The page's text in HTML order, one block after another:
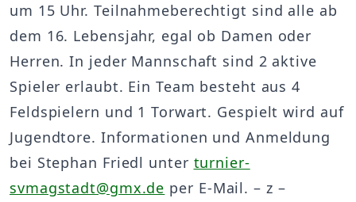
um 15 Uhr. Teilnahmeberechtigt sind alle ab
dem 16. Lebensjahr, egal ob Damen oder
Herren. In jeder Mannschaft sind 2 aktive
Spieler erlaubt. Ein Team besteht aus 4
Feldspielern und 1 Torwart. Gespielt wird auf
Jugendtore. Informationen und Anmeldung
bei Stephan Friedl unter turnier-
svmagstadt@gmx.de per E-Mail. – z –